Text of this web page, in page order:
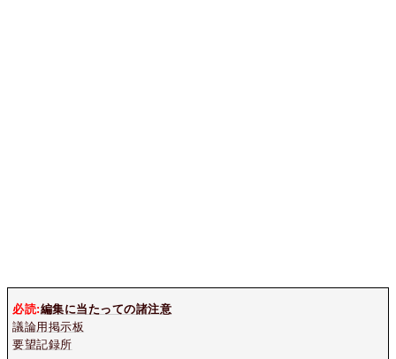
必読:編集に当たっての諸注意
議論用掲示板
要望記録所